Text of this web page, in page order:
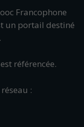
Francophone
un portail destiné
référencée.
: